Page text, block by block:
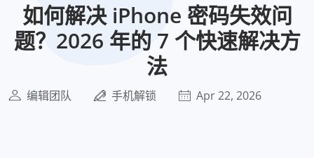
如何解决 iPhone 密码失效问
题？2026 年的 7 个快速解决方
法
编辑团队 手机解锁 Apr 22, 2026